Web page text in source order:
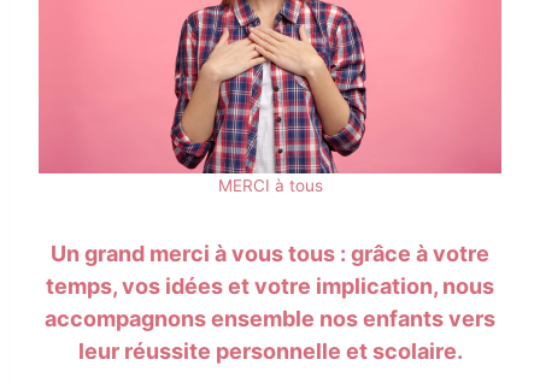
MERCI à tous
Un grand merci à vous tous : grâce à votre
temps, vos idées et votre implication, nous
accompagnons ensemble nos enfants vers
leur réussite personnelle et scolaire.